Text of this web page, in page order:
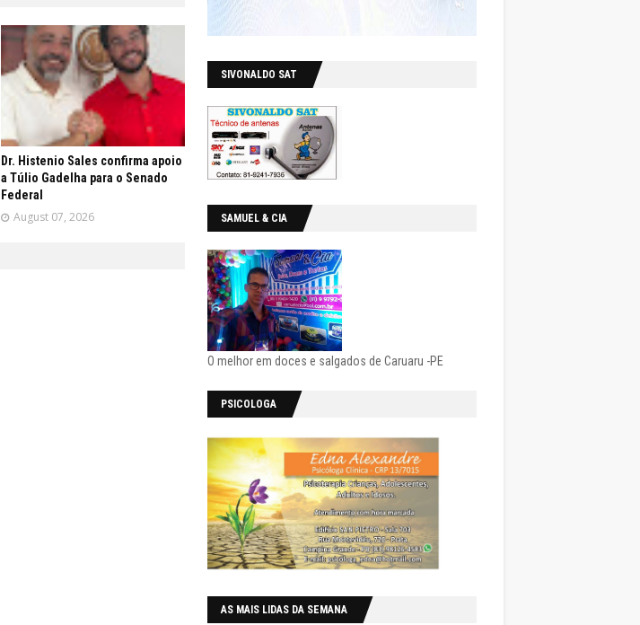
Dr. Histenio Sales confirma apoio
a Túlio Gadelha para o Senado
Federal
August 07, 2026
SIVONALDO SAT
SAMUEL & CIA
O melhor em doces e salgados de Caruaru -PE
PSICOLOGA
AS MAIS LIDAS DA SEMANA